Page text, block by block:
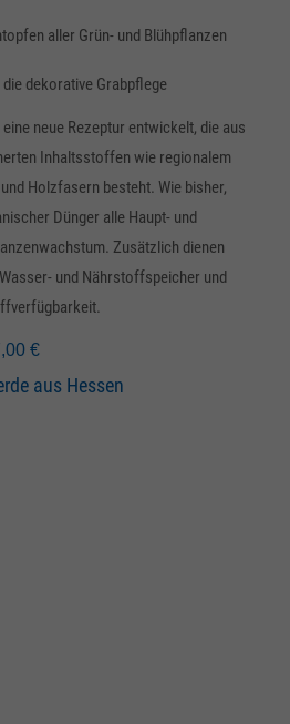
aller Grün- und Blühpflanzen
dekorative Grabpflege
neue Rezeptur entwickelt, die aus
Inhaltsstoffen wie regionalem
Holzfasern besteht. Wie bisher,
Dünger alle Haupt- und
Zusätzlich dienen
und Nährstoffspeicher und
€
aus Hessen